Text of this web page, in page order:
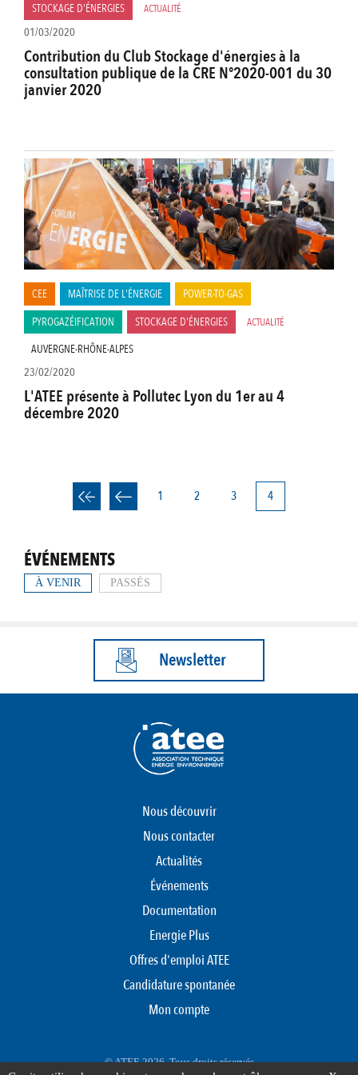
STOCKAGE D'ÉNERGIES ACTUALITÉ
01/03/2020
Contribution du Club Stockage d'énergies à la
consultation publique de la CRE N°2020-001 du 30
janvier 2020
CEE MAÎTRISE DE L'ÉNERGIE
POWER-TO-GAS
PYROGAZÉIFICATION
STOCKAGE D'ÉNERGIES ACTUALITÉ
AUVERGNE-RHÔNE-ALPES
23/02/2020
L'ATEE présente à Pollutec Lyon du 1er au 4
décembre 2020
PAGINATION Page
1 Page
2 Page
3
Page
courante
4
ÉVÉNEMENTS
À VENIR PASSÉS
Newsletter
Nous découvrir
Nous contacter
Actualités
Événements
Documentation
Energie Plus
Offres d'emploi ATEE
Candidature spontanée
Mon compte
© ATEE 2026. Tous droits réservés